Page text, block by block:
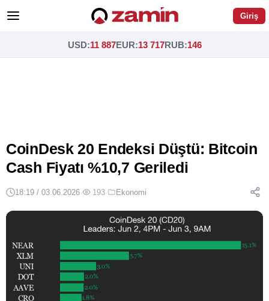
Giriş
USD:11 887EUR:13 717RUB:146
CoinDesk 20 Endeksi Düştü: Bitcoin
Cash Fiyatı %10,7 Geriledi
18:19 / 03.06.2026· 193· Ekonomi